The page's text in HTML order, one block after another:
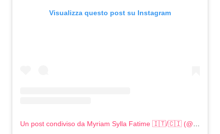
Visualizza questo post su Instagram